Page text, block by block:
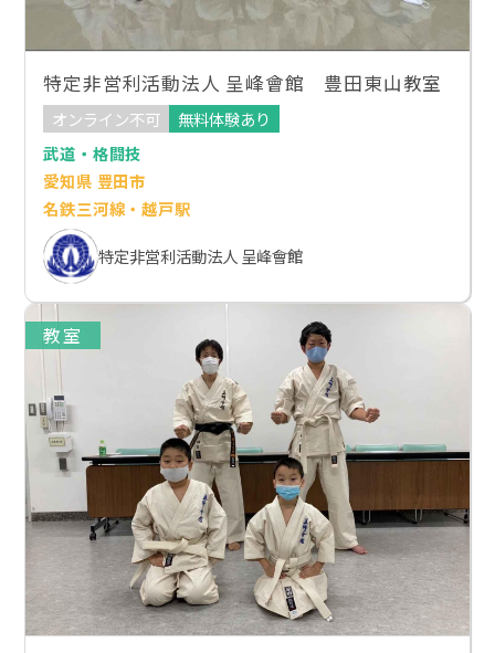
特定非営利活動法人 呈峰會館 豊田東山教室
オンライン不可
無料体験あり
武道・格闘技
愛知県 豊田市
名鉄三河線・越戸駅
特定非営利活動法人 呈峰會館
教室